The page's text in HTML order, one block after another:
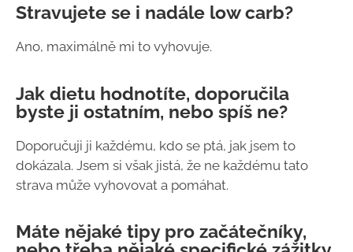
Stravujete se i nadále low carb?
Ano, maximálně mi to vyhovuje.
Jak dietu hodnotíte, doporučila
byste ji ostatním, nebo spíš ne?
Doporučuji ji každému, kdo se ptá, jak jsem to
dokázala. Jsem si však jistá, že ne každému tato
strava může vyhovovat a pomáhat.
Máte nějaké tipy pro začátečníky,